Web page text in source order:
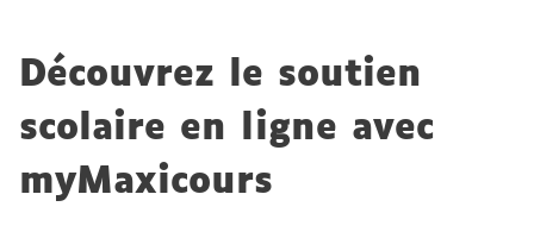
Découvrez le soutien
scolaire en ligne avec
myMaxicours